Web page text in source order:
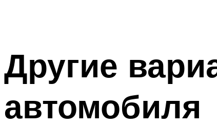
Другие
автомобиля